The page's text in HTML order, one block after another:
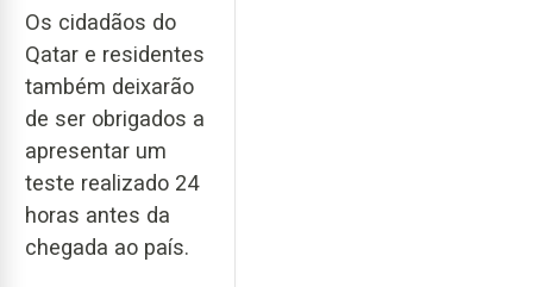
Os cidadãos do
Qatar e residentes
também deixarão
de ser obrigados a
apresentar um
teste realizado 24
horas antes da
chegada ao país.